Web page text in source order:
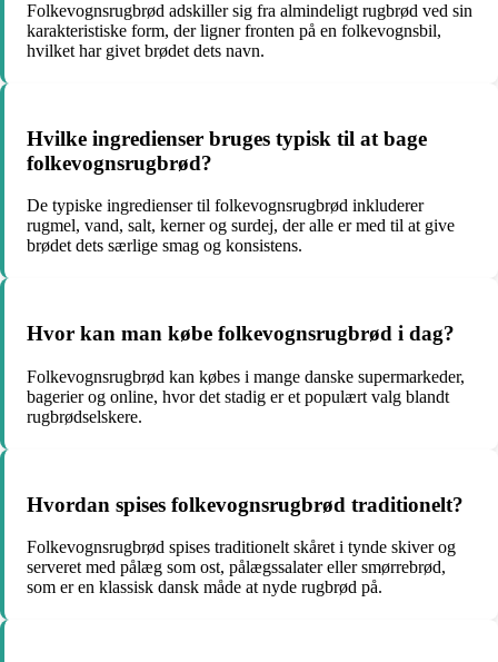
Folkevognsrugbrød adskiller sig fra almindeligt rugbrød ved sin
karakteristiske form, der ligner fronten på en folkevognsbil,
hvilket har givet brødet dets navn.
Hvilke ingredienser bruges typisk til at bage
folkevognsrugbrød?
De typiske ingredienser til folkevognsrugbrød inkluderer
rugmel, vand, salt, kerner og surdej, der alle er med til at give
brødet dets særlige smag og konsistens.
Hvor kan man købe folkevognsrugbrød i dag?
Folkevognsrugbrød kan købes i mange danske supermarkeder,
bagerier og online, hvor det stadig er et populært valg blandt
rugbrødselskere.
Hvordan spises folkevognsrugbrød traditionelt?
Folkevognsrugbrød spises traditionelt skåret i tynde skiver og
serveret med pålæg som ost, pålægssalater eller smørrebrød,
som er en klassisk dansk måde at nyde rugbrød på.